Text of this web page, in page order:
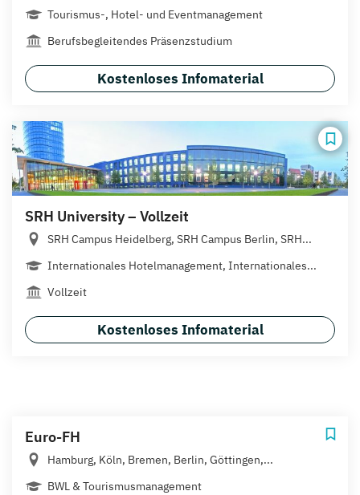
Tourismus-, Hotel- und Eventmanagement
Berufsbegleitendes Präsenzstudium
Kostenloses Infomaterial
SRH University – Vollzeit
SRH Campus Heidelberg, SRH Campus Berlin, SRH...
Internationales Hotelmanagement, Internationales...
Vollzeit
Kostenloses Infomaterial
Euro-FH
Hamburg, Köln, Bremen, Berlin, Göttingen,...
BWL & Tourismusmanagement